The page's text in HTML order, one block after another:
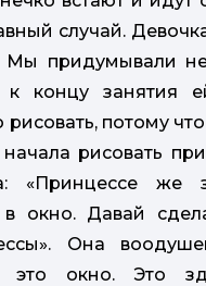
случай.
Мы придумывали
к концу занятия
рисовать, потому
рисовать
«Принцессе же
в окно. Давай
Она
это окно. Это